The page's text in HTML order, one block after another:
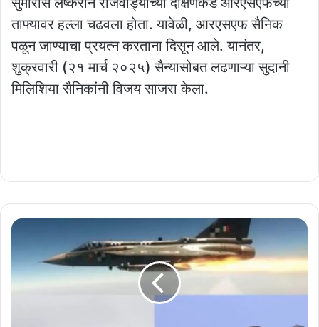
ताफ्यावर हल्ला चढवला होता. यावेळी, आरएसएफ सैनिक
पळून जाण्याचा प्रयत्न करताना दिसून आले. यानंतर,
शुक्रवारी (२१ मार्च २०२५) सैन्यासोबत लढणाऱ्या सुदानी
मिलिशिया सैनिकांनी विजय साजरा केला.
भारताच्या
स्वप्नपूर्तीचा
क्षण:
अमेरिका,